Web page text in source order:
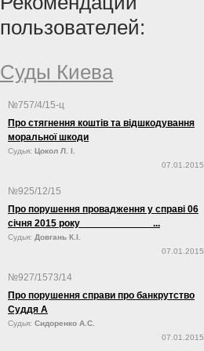
пользователей:
Суды Киева
№757/4/15-ц
Про стягнення коштів та відшкодування
моральної шкоди
Судья: Цокол Л. І.
07.01.2015
№925/12/15
Про порушення провадження у справі 06
січня 2015 року ...
Судья: Довгань К.І.
07.01.2015
№927/1573/14
Про порушення справи про банкрутство
Суддя А
Судья: Сидоренко А.С.
07.01.2015